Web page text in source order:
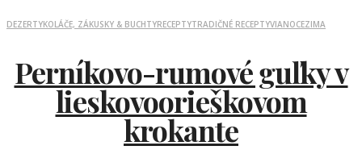
DEZERTYKOLÁČE, ZÁKUSKY & BUCHTYRECEPTYTRADIČNÉ RECEPTYVIANOCEZIMA
Perníkovo-rumové guľky v
lieskovoorieškovom
krokante